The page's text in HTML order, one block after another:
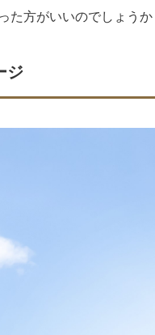
た方がいいのでしょうか
ジ